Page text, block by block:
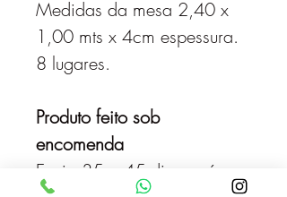
Medidas da mesa 2,40 x
1,00 mts x 4cm espessura.
8 lugares.
Produto feito sob
encomenda
Envio 35 a 45 dias após a